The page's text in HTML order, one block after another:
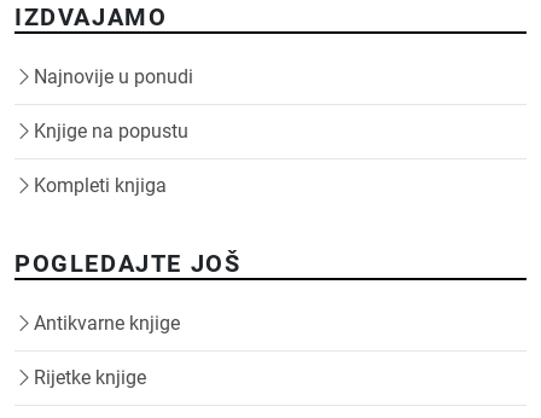
IZDVAJAMO
Najnovije u ponudi
Knjige na popustu
Kompleti knjiga
POGLEDAJTE JOŠ
Antikvarne knjige
Rijetke knjige